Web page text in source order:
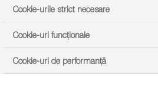
Cookie-urile strict necesare
Cookie-uri funcționale
Cookie-uri de performanță